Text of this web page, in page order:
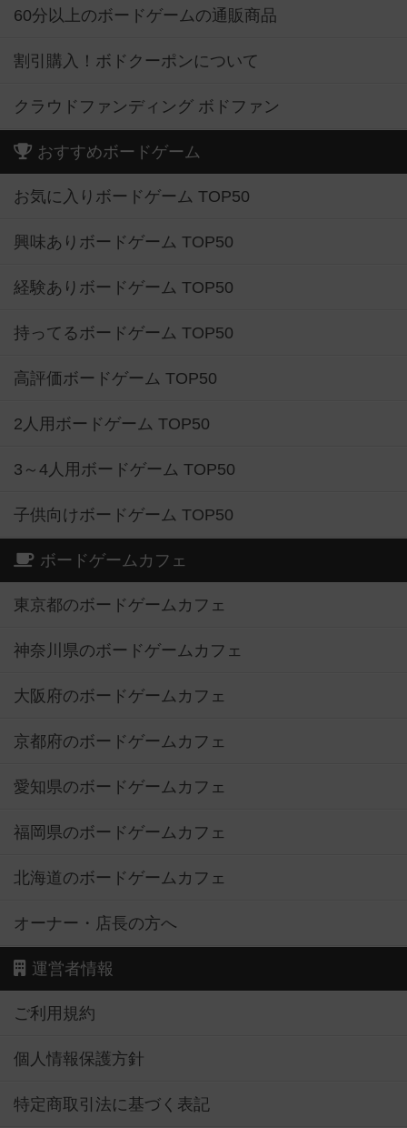
60分以上のボードゲームの通販商品
割引購入！ボドクーポンについて
クラウドファンディング ボドファン
おすすめボードゲーム
お気に入りボードゲーム TOP50
興味ありボードゲーム TOP50
経験ありボードゲーム TOP50
持ってるボードゲーム TOP50
高評価ボードゲーム TOP50
2人用ボードゲーム TOP50
3～4人用ボードゲーム TOP50
子供向けボードゲーム TOP50
ボードゲームカフェ
東京都のボードゲームカフェ
神奈川県のボードゲームカフェ
大阪府のボードゲームカフェ
京都府のボードゲームカフェ
愛知県のボードゲームカフェ
福岡県のボードゲームカフェ
北海道のボードゲームカフェ
オーナー・店長の方へ
運営者情報
ご利用規約
個人情報保護方針
特定商取引法に基づく表記